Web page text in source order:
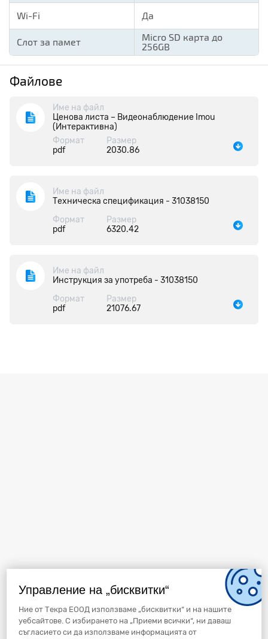
Управление на „бисквитки“
Ние от Текра ЕООД използваме „бисквитки“ и на нашите
уебсайтове. С избирането на „Приеми всички“, ни даваш
съгласието си да използваме информацията от
Wi-Fi Да
Слот за памет
Micro SD карта до
256GB
Файлове
Име на файл
Ценова листа – Видеонаблюдение Imou
(Интерактивна)
Формат
pdf
Размер
2030.86
Име на файл
Техническа спецификация - 31038150
Формат
pdf
Размер
6320.42
Име на файл
Инструкция за употреба - 31038150
Формат
pdf
Размер
21076.67